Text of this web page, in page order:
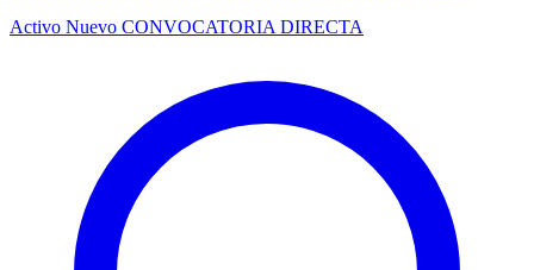
Activo Nuevo CONVOCATORIA DIRECTA